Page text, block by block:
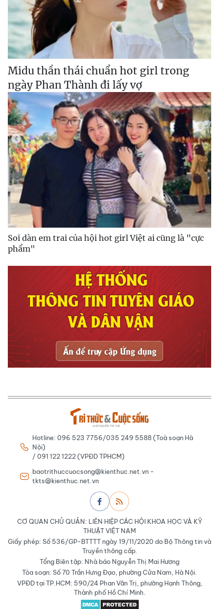
Midu thần thái chuẩn hot girl trong
ngày Phan Thành đi lấy vợ
Soi dàn em trai của hội hot girl Việt ai cũng là "cực
phẩm"
Hotline: 096 523 7756/035 249 5588 (Toà soạn Hà
Nội)
/ 091 122 1222 (VPĐD TPHCM)
baotrithuccuocsong@kienthuc.net.vn -
tkts@kienthuc.net.vn
CƠ QUAN CHỦ QUẢN: LIÊN HIỆP CÁC HỘI KHOA HỌC VÀ KỸ
THUẬT VIỆT NAM
Giấy phép: Số 536/GP-BTTTT ngày 19/11/2020 do Bộ Thông tin và
Truyền thông cấp.
Tổng Biên tập: Nhà báo Nguyễn Thị Mai Hương
Tòa soạn: Số 70 Trần Hưng Đạo, phường Cửa Nam, Hà Nội.
VPĐD tại TP.HCM: 590/24 Phan Văn Trị, phường Hạnh Thông,
Thành phố Hồ Chí Minh.